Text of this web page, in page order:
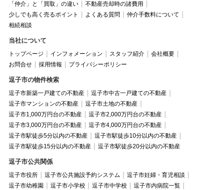
「仲介」と「買取」の違い
不動産売却時の諸費用
少しでも高く売るポイント
よくある質問
仲介手数料について
相続相談
当社について
トップページ インフォメーション スタッフ紹介
会社概要
お問合せ
採用情報 プライバシーポリシー
逗子市の物件検索
逗子市新築一戸建ての不動産
逗子市中古一戸建ての不動産
逗子市マンションの不動産
逗子市土地の不動産
逗子市1,000万円台の不動産
逗子市2,000万円台の不動産
逗子市3,000万円台の不動産
逗子市4,000万円台の不動産
逗子市駅徒歩5分以内の不動産
逗子市駅徒歩10分以内の不動産
逗子市駅徒歩15分以内の不動産
逗子市駅徒歩20分以内の不動産
逗子市公共関係
逗子市役所 逗子市公共施設予約システム
逗子市妊婦・育児相談
逗子市幼稚園
逗子市小学校 逗子市中学校
逗子市内病院一覧